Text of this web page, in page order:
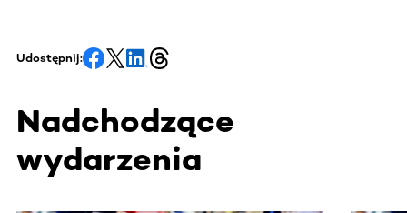
Udostępnij:
Nadchodzące
wydarzenia